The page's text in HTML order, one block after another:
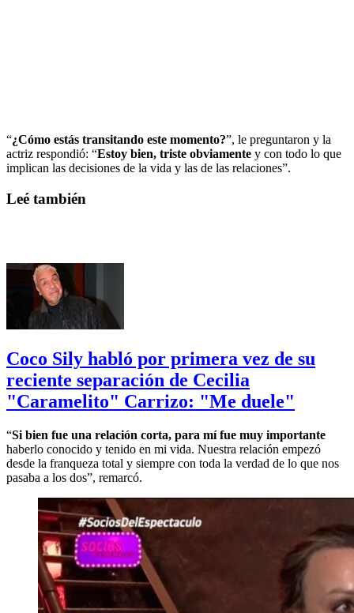
“¿Cómo estás transitando este momento?”, le preguntaron y la
actriz respondió: “Estoy bien, triste obviamente y con todo lo que
implican las decisiones de la vida y las de las relaciones”.
Leé también
Coco Sily habló por primera vez de su
reciente separación de Cecilia
"Caramelito" Carrizo: "Me duele"
“Si bien fue una relación corta, para mí fue muy importante
haberlo conocido y tenido en mi vida. Nuestra relación empezó
desde la franqueza total y siempre con toda la verdad de lo que nos
pasaba a los dos”, remarcó.